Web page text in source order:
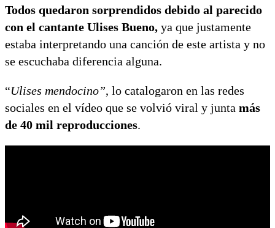
Todos quedaron sorprendidos debido al parecido
con el cantante Ulises Bueno, ya que justamente
estaba interpretando una canción de este artista y no
se escuchaba diferencia alguna.
“Ulises mendocino”, lo catalogaron en las redes
sociales en el vídeo que se volvió viral y junta más
de 40 mil reproducciones.